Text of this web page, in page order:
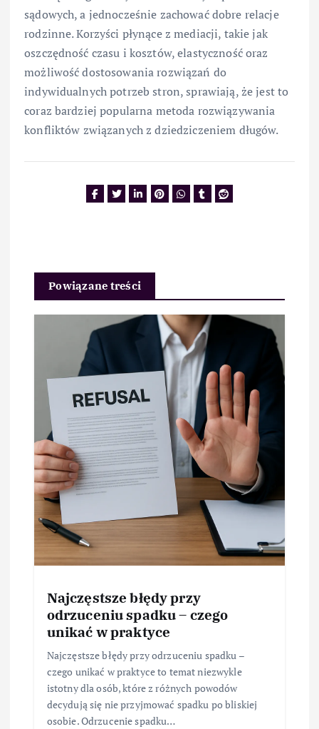
sądowych, a jednocześnie zachować dobre relacje
rodzinne. Korzyści płynące z mediacji, takie jak
oszczędność czasu i kosztów, elastyczność oraz
możliwość dostosowania rozwiązań do
indywidualnych potrzeb stron, sprawiają, że jest to
coraz bardziej popularna metoda rozwiązywania
konfliktów związanych z dziedziczeniem długów.
Powiązane treści
Najczęstsze błędy przy
odrzuceniu spadku – czego
unikać w praktyce
Najczęstsze błędy przy odrzuceniu spadku –
czego unikać w praktyce to temat niezwykle
istotny dla osób, które z różnych powodów
decydują się nie przyjmować spadku po bliskiej
osobie. Odrzucenie spadku…